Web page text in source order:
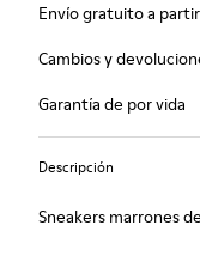
Envío gratuito a
Cambios y
Garantía de por vida
Descripción
Sneakers marrones